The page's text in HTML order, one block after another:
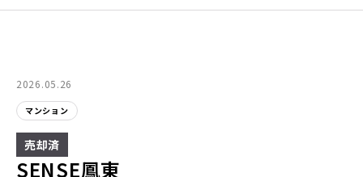
企業情報
2026.05.26
マンション
SENSE鳳東